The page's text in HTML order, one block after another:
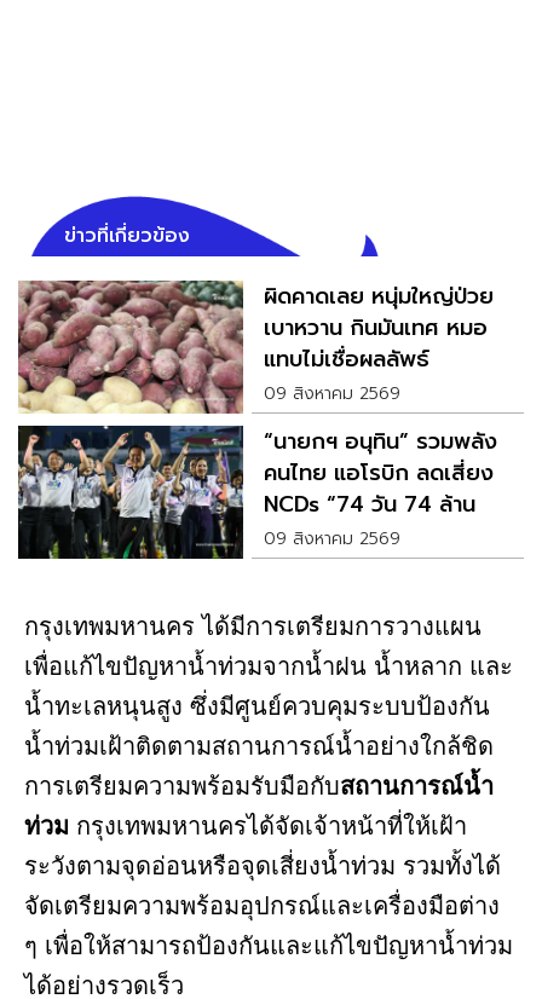
ข่าวที่เกี่ยวข้อง
ผิดคาดเลย หนุ่มใหญ่ป่วย
เบาหวาน กินมันเทศ หมอ
แทบไม่เชื่อผลลัพธ์
09 สิงหาคม 2569
“นายกฯ อนุทิน” รวมพลัง
คนไทย แอโรบิก ลดเสี่ยง
NCDs “74 วัน 74 ล้าน
แคลอรี” เฉลิมพระเกียรติฯ
09 สิงหาคม 2569
กรุงเทพมหานคร ได้มีการเตรียมการวางแผน
เพื่อแก้ไขปัญหาน้ำท่วมจากน้ำฝน น้ำหลาก และ
น้ำทะเลหนุนสูง ซึ่งมีศูนย์ควบคุมระบบป้องกัน
น้ำท่วมเฝ้าติดตามสถานการณ์น้ำอย่างใกล้ชิด
การเตรียมความพร้อมรับมือกับสถานการณ์น้ำ
ท่วม กรุงเทพมหานครได้จัดเจ้าหน้าที่ให้เฝ้า
ระวังตามจุดอ่อนหรือจุดเสี่ยงน้ำท่วม รวมทั้งได้
จัดเตรียมความพร้อมอุปกรณ์และเครื่องมือต่าง
ๆ เพื่อให้สามารถป้องกันและแก้ไขปัญหาน้ำท่วม
ได้อย่างรวดเร็ว